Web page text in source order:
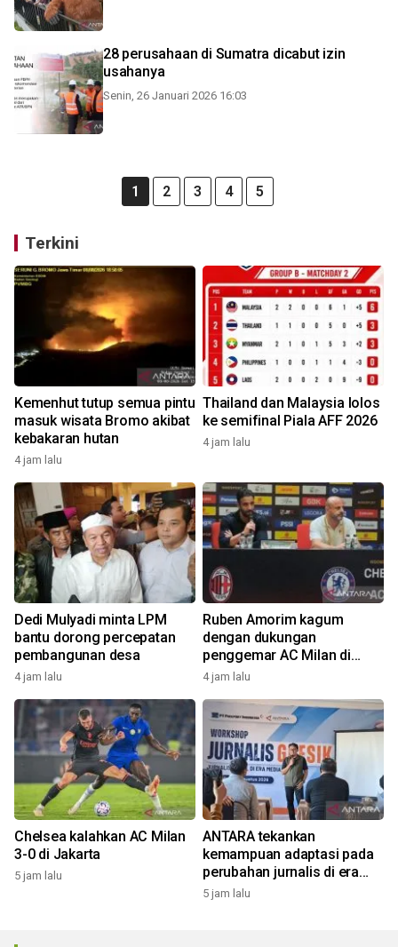
28 perusahaan di Sumatra dicabut izin
usahanya
Senin, 26 Januari 2026 16:03
1 2 3 4 5
Terkini
Kemenhut tutup semua pintu
masuk wisata Bromo akibat
kebakaran hutan
4 jam lalu
Thailand dan Malaysia lolos
ke semifinal Piala AFF 2026
4 jam lalu
Dedi Mulyadi minta LPM
bantu dorong percepatan
pembangunan desa
4 jam lalu
Ruben Amorim kagum
dengan dukungan
penggemar AC Milan di
Indonesia
4 jam lalu
Chelsea kalahkan AC Milan
3-0 di Jakarta
5 jam lalu
ANTARA tekankan
kemampuan adaptasi pada
perubahan jurnalis di era
digital
5 jam lalu